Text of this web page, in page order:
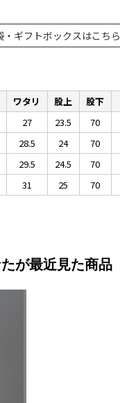
・ギフトボックスはこちら
ワタリ 股上 股下
27 23.5 70
28.5 24 70
29.5 24.5 70
31 25 70
が最近見た商品